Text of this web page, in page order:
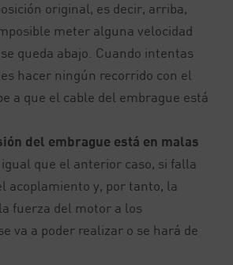
original, es decir, arriba,
meter alguna velocidad
queda abajo. Cuando intentas
hacer ningún recorrido con el
a que el cable del embrague está
del embrague está en malas
que el anterior caso, si falla
acoplamiento y, por tanto, la
fuerza del motor a los
va a poder realizar o se hará de